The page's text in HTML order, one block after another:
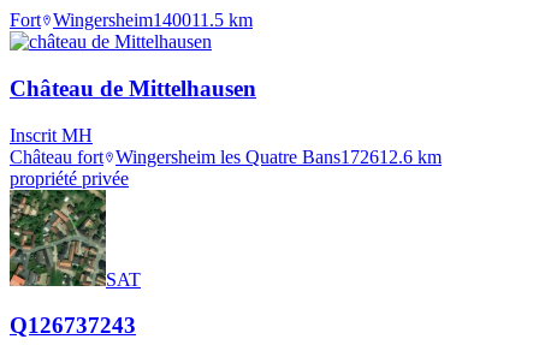
Fort Wingersheim140011.5 km
Château de Mittelhausen
Inscrit MH
Château fort Wingersheim les Quatre Bans172612.6 km
propriété privée
SAT
Q126737243